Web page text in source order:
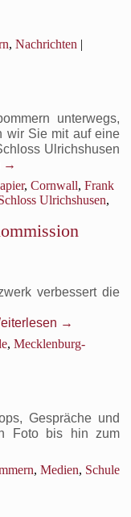
, Nachrichten |
unterwegs,
wir Sie mit auf eine
Ulrichshusen
→
, Cornwall, Frank
Ulrichshusen,
verbessert die
→
, Mecklenburg-
Gespräche und
Foto bis hin zum
, Medien, Schule